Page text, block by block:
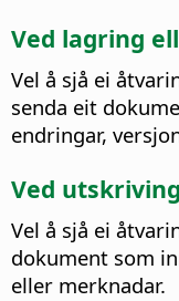
Ved lagring
Vel å sjå ei
senda eit
endringar,
Ved utskriving
Vel å sjå ei
dokument som
eller merknadar.